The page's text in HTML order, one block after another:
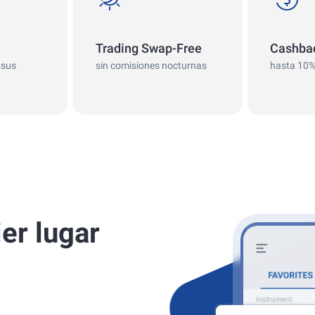
Trading Swap-Free
sin comisiones nocturnas hasta 10%
lugar